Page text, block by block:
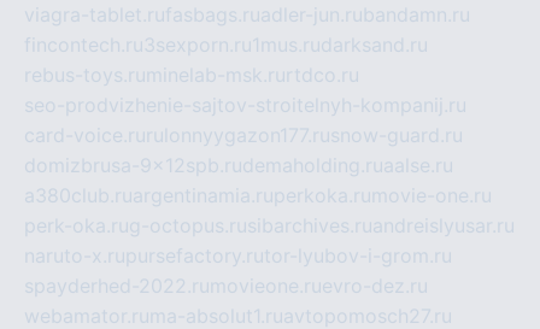
viagra-tablet.rufasbags.ruadler-jun.rubandamn.ru
fincontech.ru3sexporn.ru1mus.rudarksand.ru
rebus-toys.ru minelab-msk.ru rtdco.ru
seo-prodvizhenie-sajtov-stroitelnyh-kompanij.ru
card-voice.ru rulonnyygazon177.rusnow-guard.ru
domizbrusa-9x12spb.rudemaholding.ruaalse.ru
a380club.ruargentinamia.ruperkoka.ru movie-one.ru
perk-oka.rug-octopus.rusibarchives.ruandreislyusar.ru
naruto-x.rupursefactory.rutor-lyubov-i-grom.ru
spayderhed-2022.ru movieone.ruevro-dez.ru
webamator.ru ma-absolut1.ruavtopomosch27.ru